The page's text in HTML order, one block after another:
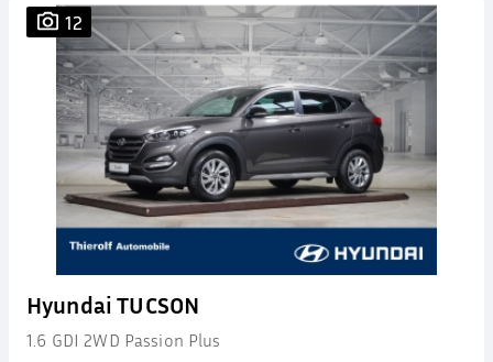
12
Hyundai TUCSON
1.6 GDI 2WD Passion Plus